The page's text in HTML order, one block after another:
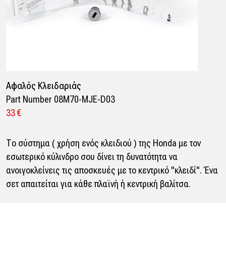
Αφαλός Κλειδαριάς
Part Number 08M70-MJE-D03
33 €
Το σύστημα ( χρήση ενός κλειδιού ) της Honda με τον
εσωτερικό κύλινδρο σου δίνει τη δυνατότητα να
ανοιγοκλείνεις τις αποσκευές με το κεντρικό "κλειδί". Ένα
σετ απαιτείται για κάθε πλαϊνή ή κεντρική βαλίτσα.